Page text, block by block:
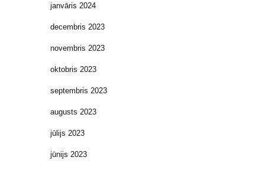
janvāris 2024
decembris 2023
novembris 2023
oktobris 2023
septembris 2023
augusts 2023
jūlijs 2023
jūnijs 2023